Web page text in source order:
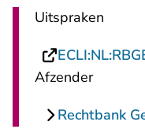
Uitspraken
Afzender
Rechtbank